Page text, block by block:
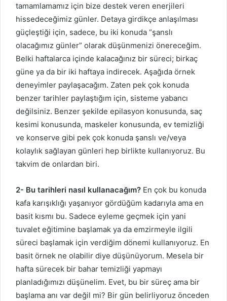
tamamlamamız için bize destek veren enerjileri
hissedeceğimiz günler. Detaya girdikçe anlaşılması
güçleştiği için, sadece, bu iki konuda “şanslı
olacağımız günler” olarak düşünmenizi önereceğim.
Belki haftalarca içinde kalacağınız bir süreci; birkaç
güne ya da bir iki haftaya indirecek. Aşağıda örnek
deneyimler paylaşacağım. Zaten pek çok konuda
benzer tarihler paylaştığım için, sisteme yabancı
değilsiniz. Benzer şekilde epilasyon konusunda, saç
kesimi konusunda, maskeler konusunda, ev temizliği
ve konserve gibi pek çok konuda şanslı ve/veya
kolaylık sağlayan günleri hep birlikte kullanıyoruz. Bu
takvim de onlardan biri.
2- Bu tarihleri nasıl kullanacağım? En çok bu konuda
kafa karışıklığı yaşanıyor gördüğüm kadarıyla ama en
basit kısmı bu. Sadece eyleme geçmek için yani
tuvalet eğitimine başlamak ya da emzirmeyle ilgili
süreci başlamak için verdiğim dönemi kullanıyoruz. En
basit örnek ne olabilir diye düşünüyorum. Mesela bir
hafta sürecek bir bahar temizliği yapmayı
planladığımızı düşünelim. Evet, bu bir süreç ama bir
başlama anı var değil mi? Bir gün belirliyoruz önceden